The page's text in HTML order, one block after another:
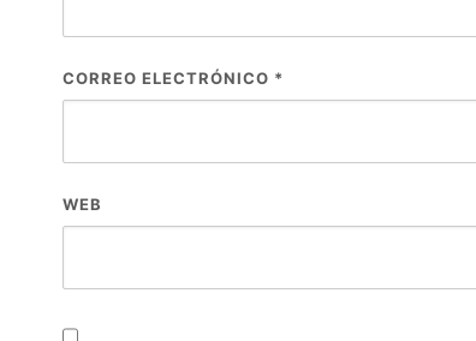
CORREO ELECTRÓNICO *
WEB